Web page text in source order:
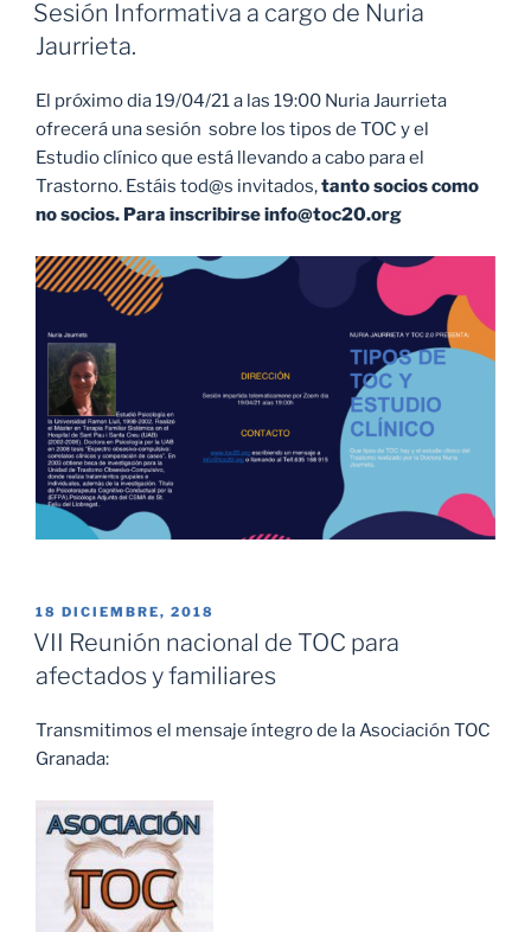
Sesión Informativa a cargo de Nuria
Jaurrieta.
El próximo dia 19/04/21 a las 19:00 Nuria Jaurrieta
ofrecerá una sesión sobre los tipos de TOC y el
Estudio clínico que está llevando a cabo para el
Trastorno. Estáis tod@s invitados,tanto socios como
no socios. Para inscribirse info@toc20.org
PUBLICADO
EL
18 DICIEMBRE, 2018
VII Reunión nacional de TOC para
afectados y familiares
Transmitimos el mensaje íntegro de la Asociación TOC
Granada: